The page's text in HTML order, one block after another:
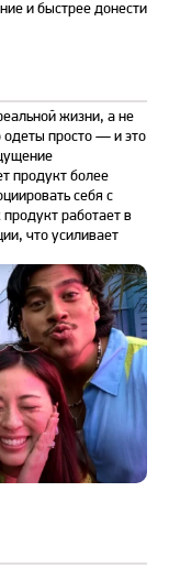
и быстрее донести
жизни, а не
одеты просто — и это
продукт более
себя с
работает в
что усиливает